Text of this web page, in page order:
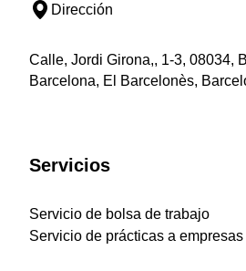
Dirección
Calle, Jordi Girona,, 1-3, 08034,
Barcelona, El Barcelonès,
Servicios
Servicio de bolsa de trabajo
Servicio de prácticas a empresas